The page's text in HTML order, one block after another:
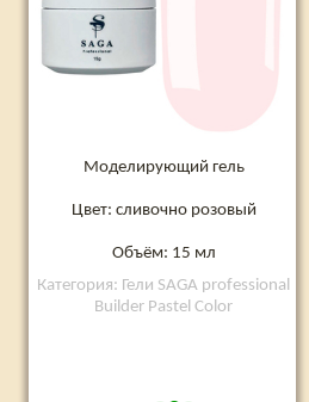
Моделирующий гель
Цвет: сливочно розовый
Объём: 15 мл
Категория: Гели SAGA professional
Builder Pastel Color